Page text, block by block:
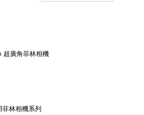
廣角菲林相機
林相機系列